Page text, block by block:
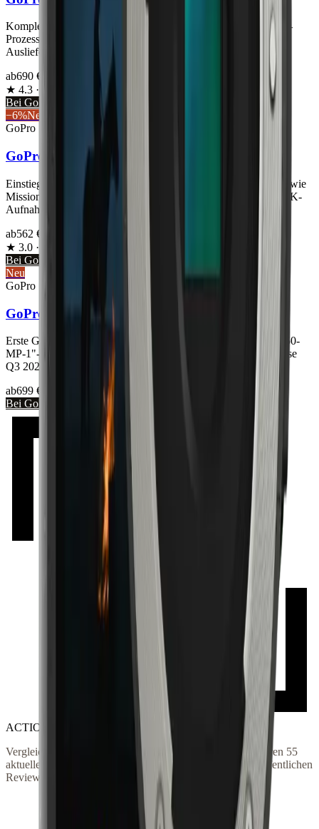
Komplette GoPro-Neuausrichtung: 50-MP-1"-Sensor und GP3-
Prozessor. 8K60, 4K240, Open Gate 4:3. Pre-Order 21. Mai,
Auslieferung 28. Mai 2026.
ab690 €
★ 4.3 ·
Bei GoPro prüfen
−6%Neu
GoPro
GoPro Mission 1
Einstiegs-Modell der Mission-Serie. Gleiche Body-Architektur wie
Mission 1 Pro, aber kleinerer Sensor + reduzierter Codec-Set. 8K-
Aufnahme bleibt möglich.
ab562 €
★ 3.0 ·
Bei GoPro prüfen
Neu
GoPro
GoPro Mission 1 Pro ILS
Erste GoPro mit Wechselobjektiv: Micro-Four-Thirds-Mount. 50-
MP-1"-Sensor wie Mission 1 Pro, aber Mirrorless-Body. Release
Q3 2026.
ab699 €
Bei GoPro prüfen
ACTIONKAMERA
Vergleichsportal für Action-Kameras seit 2015. Wir kuratieren 55
aktuelle Modelle mit Hersteller-Specs, Live-Preisen und öffentlichen
Reviews — damit du nicht 30 Tests selbst lesen musst.